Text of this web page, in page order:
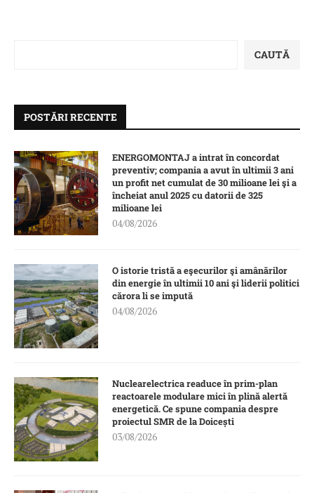
CAUTĂ
POSTĂRI RECENTE
ENERGOMONTAJ a intrat în concordat
preventiv; compania a avut în ultimii 3 ani
un profit net cumulat de 30 milioane lei şi a
încheiat anul 2025 cu datorii de 325
milioane lei
04/08/2026
O istorie tristă a eşecurilor şi amânărilor
din energie în ultimii 10 ani şi liderii politici
cărora li se impută
04/08/2026
Nuclearelectrica readuce în prim-plan
reactoarele modulare mici în plină alertă
energetică. Ce spune compania despre
proiectul SMR de la Doicești
03/08/2026